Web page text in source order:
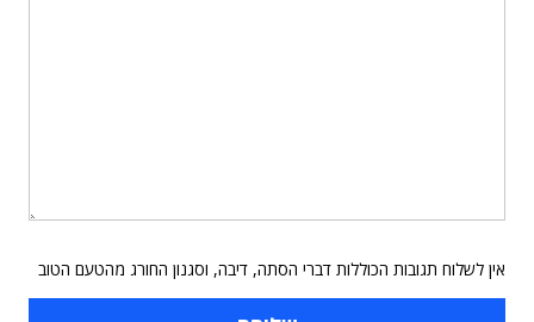
אין לשלוח תגובות הכוללות דברי הסתה, דיבה, וסגנון החורג מהטעם הטוב